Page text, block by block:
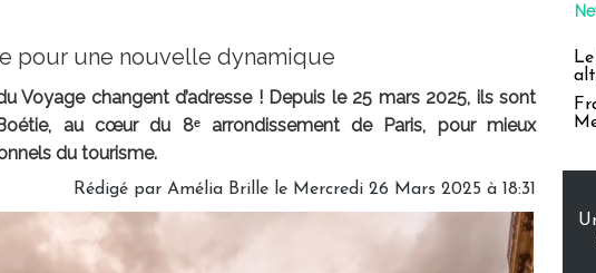
pour une nouvelle dynamique
Voyage changent d’adresse ! Depuis le 25 mars 2025, ils sont
au cœur du 8ᵉ arrondissement de Paris, pour mieux
du tourisme.
Rédigé par Amélia Brille le Mercredi 26 Mars 2025 à 18:31